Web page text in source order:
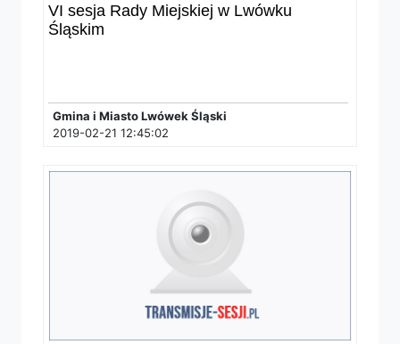
VI sesja Rady Miejskiej w Lwówku
Śląskim
Gmina i Miasto Lwówek Śląski
2019-02-21 12:45:02